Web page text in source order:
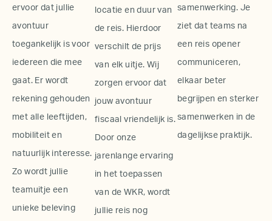
ervoor dat jullie
avontuur
toegankelijk is voor
iedereen die mee
gaat. Er wordt
rekening gehouden
met alle leeftijden,
mobiliteit en
natuurlijk interesse.
Zo wordt jullie
teamuitje een
unieke beleving
locatie en duur van
de reis. Hierdoor
verschilt de prijs
van elk uitje. Wij
zorgen ervoor dat
jouw avontuur
fiscaal vriendelijk is.
Door onze
jarenlange ervaring
in het toepassen
van de WKR, wordt
jullie reis nog
samenwerking. Je
ziet dat teams na
een reis opener
communiceren,
elkaar beter
begrijpen en sterker
samenwerken in de
dagelijkse praktijk.